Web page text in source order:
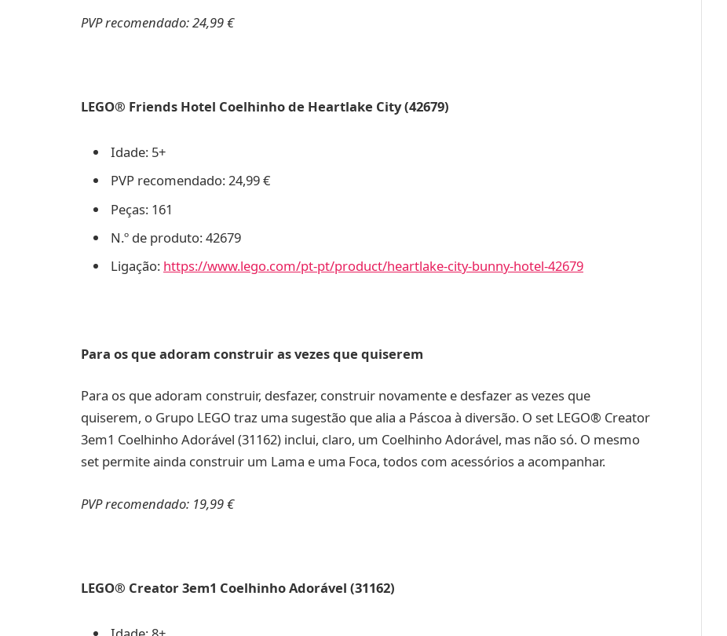
PVP recomendado: 24,99 €
LEGO® Friends Hotel Coelhinho de Heartlake City (42679)
Idade: 5+
PVP recomendado: 24,99 €
Peças: 161
N.º de produto: 42679
Ligação: https://www.lego.com/pt-pt/product/heartlake-city-bunny-hotel-42679
Para os que adoram construir as vezes que quiserem
Para os que adoram construir, desfazer, construir novamente e desfazer as vezes que
quiserem, o Grupo LEGO traz uma sugestão que alia a Páscoa à diversão. O set LEGO® Creator
3em1 Coelhinho Adorável (31162) inclui, claro, um Coelhinho Adorável, mas não só. O mesmo
set permite ainda construir um Lama e uma Foca, todos com acessórios a acompanhar.
PVP recomendado: 19,99 €
LEGO® Creator 3em1 Coelhinho Adorável (31162)